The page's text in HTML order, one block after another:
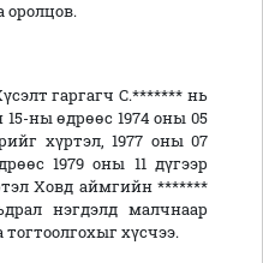
оролцов.
гаргагч С.******* нь
15-ны өдрөөс 1974 оны 05
хүртэл, 1977 оны 07
1979 оны 11 дүгээр
Ховд аймгийн *******
нэгдэлд малчнаар
хүсчээ.